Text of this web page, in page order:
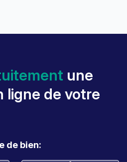
une
ligne de votre
de bien: